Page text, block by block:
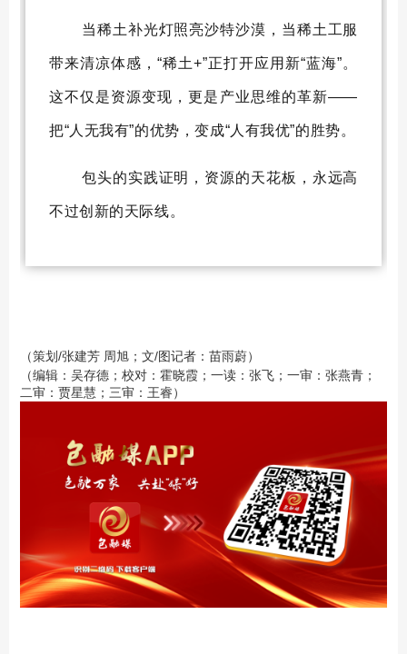
当稀土补光灯照亮沙特沙漠，当稀土工服
带来清凉体感，“稀土+”正打开应用新“蓝海”。
这不仅是资源变现，更是产业思维的革新——
把“人无我有”的优势，变成“人有我优”的胜势。
包头的实践证明，资源的天花板，永远高
不过创新的天际线。
（策划/张建芳 周旭；文/图记者：苗雨蔚）
（编辑：吴存德；校对：霍晓霞；一读：张飞；一审：张燕青；
二审：贾星慧；三审：王睿）